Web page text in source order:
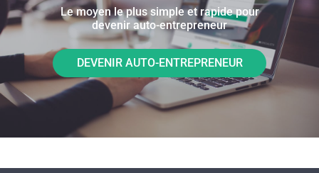
Le moyen le plus simple et rapide pour
devenir auto-entrepreneur
DEVENIR AUTO-ENTREPRENEUR